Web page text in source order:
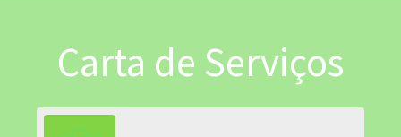
Carta de Serviços